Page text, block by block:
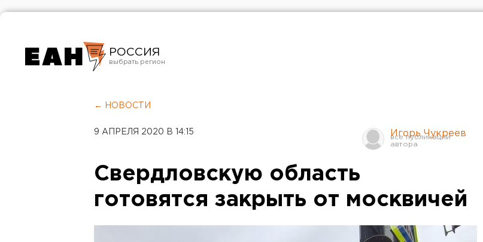
РОССИЯ
Челябинск
← НОВОСТИ
9 АПРЕЛЯ 2020 В 14:15 Игорь Чукреев
Свердловскую область
готовятся закрыть от москвичей